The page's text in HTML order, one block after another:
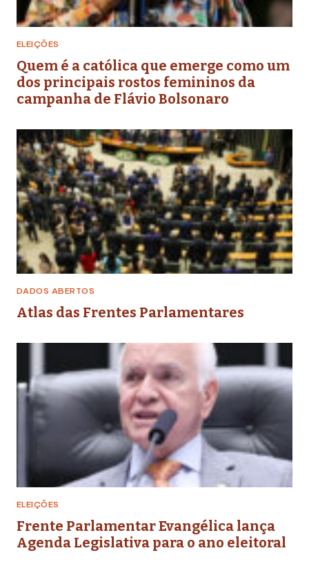
ELEIÇÕES
Quem é a católica que emerge como um
dos principais rostos femininos da
campanha de Flávio Bolsonaro
DADOS ABERTOS
Atlas das Frentes Parlamentares
ELEIÇÕES
Frente Parlamentar Evangélica lança
Agenda Legislativa para o ano eleitoral